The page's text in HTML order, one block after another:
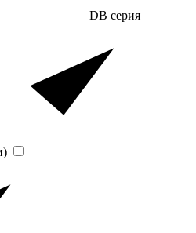
DB серия